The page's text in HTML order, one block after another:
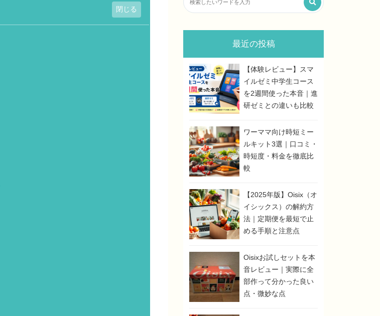
最近の投稿
【体験レビュー】スマ
イルゼミ中学生コース
を2週間使った本音｜進
研ゼミとの違いも比較
ワーママ向け時短ミー
ルキット3選｜口コミ・
時短度・料金を徹底比
較
【2025年版】Oisix（オ
イシックス）の解約方
法｜定期便を最短で止
める手順と注意点
Oisixお試しセットを本
音レビュー｜実際に全
部作って分かった良い
点・微妙な点